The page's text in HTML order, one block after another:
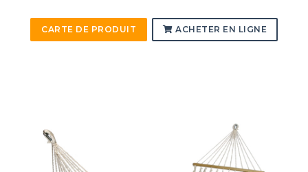
CARTE DE PRODUIT ACHETER EN LIGNE